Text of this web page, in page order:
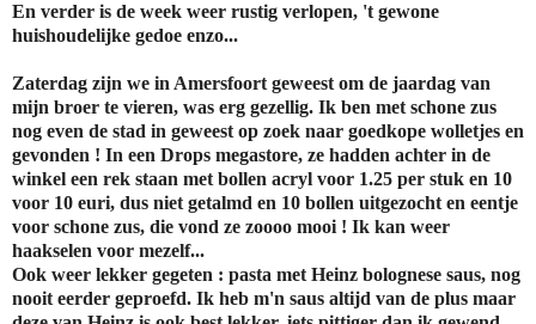
En verder is de week weer rustig verlopen, 't gewone
huishoudelijke gedoe enzo...
Zaterdag zijn we in Amersfoort geweest om de jaardag van
mijn broer te vieren, was erg gezellig. Ik ben met schone zus
nog even de stad in geweest op zoek naar goedkope wolletjes en
gevonden ! In een Drops megastore, ze hadden achter in de
winkel een rek staan met bollen acryl voor 1.25 per stuk en 10
voor 10 euri, dus niet getalmd en 10 bollen uitgezocht en eentje
voor schone zus, die vond ze zoooo mooi ! Ik kan weer
haakselen voor mezelf...
Ook weer lekker gegeten : pasta met Heinz bolognese saus, nog
nooit eerder geproefd. Ik heb m'n saus altijd van de plus maar